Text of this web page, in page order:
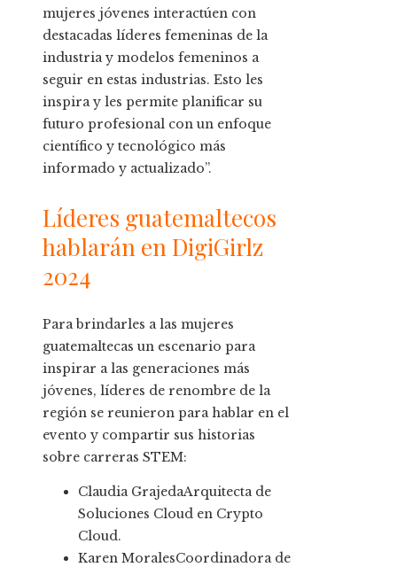
mujeres jóvenes interactúen con
destacadas líderes femeninas de la
industria y modelos femeninos a
seguir en estas industrias. Esto les
inspira y les permite planificar su
futuro profesional con un enfoque
científico y tecnológico más
informado y actualizado”.
Líderes guatemaltecos
hablarán en DigiGirlz
2024
Para brindarles a las mujeres
guatemaltecas un escenario para
inspirar a las generaciones más
jóvenes, líderes de renombre de la
región se reunieron para hablar en el
evento y compartir sus historias
sobre carreras STEM:
Claudia GrajedaArquitecta de
Soluciones Cloud en Crypto
Cloud.
Karen MoralesCoordinadora de